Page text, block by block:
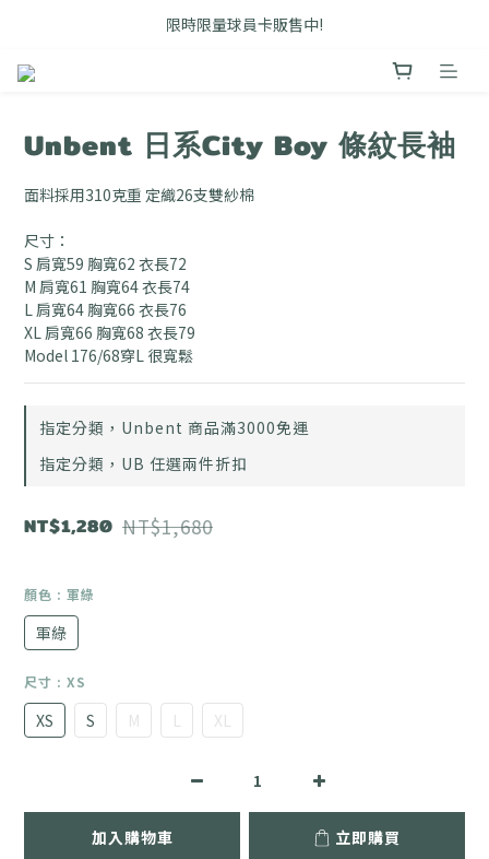
FB搜尋優惠社群 🔎 DOUSHOP 選貨
限時限量球員卡販售中!
Unbent 日系City Boy 條紋長袖
面料採用310克重 定織26支雙紗棉
尺寸：
S 肩寬59 胸寬62 衣長72
M 肩寬61 胸寬64 衣長74
L 肩寬64 胸寬66 衣長76
XL 肩寬66 胸寬68 衣長79
Model 176/68穿L 很寬鬆
指定分類，Unbent 商品滿3000免運
指定分類，UB 任選兩件折扣
NT$1,280 NT$1,680
顏色 : 軍綠
軍綠
尺寸 : XS
XS S M L XL
加入購物車 立即購買